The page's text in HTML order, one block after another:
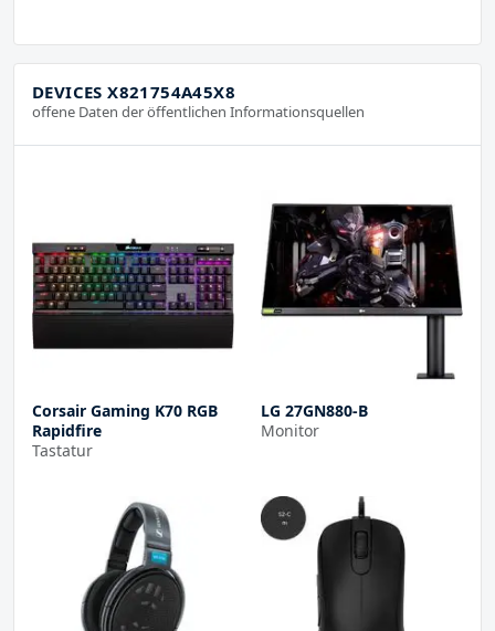
DEVICES X821754A45X8
offene Daten der öffentlichen Informationsquellen
Corsair Gaming K70 RGB
Rapidfire
Tastatur
LG 27GN880-B
Monitor